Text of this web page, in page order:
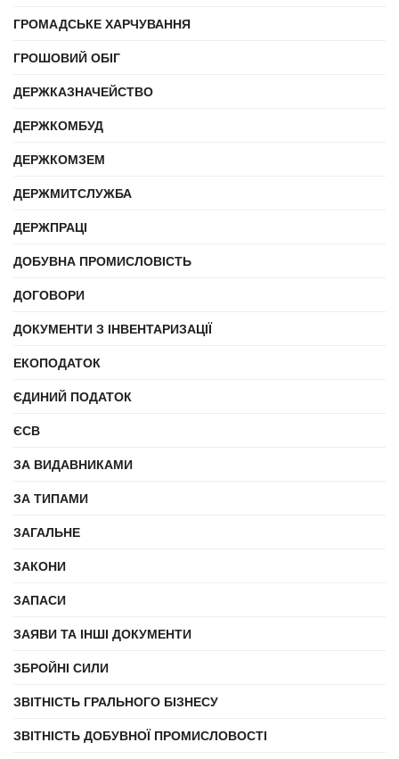
ГРОМАДСЬКЕ ХАРЧУВАННЯ
ГРОШОВИЙ ОБІГ
ДЕРЖКАЗНАЧЕЙСТВО
ДЕРЖКОМБУД
ДЕРЖКОМЗЕМ
ДЕРЖМИТСЛУЖБА
ДЕРЖПРАЦІ
ДОБУВНА ПРОМИСЛОВІСТЬ
ДОГОВОРИ
ДОКУМЕНТИ З ІНВЕНТАРИЗАЦІЇ
ЕКОПОДАТОК
ЄДИНИЙ ПОДАТОК
ЄСВ
ЗА ВИДАВНИКАМИ
ЗА ТИПАМИ
ЗАГАЛЬНЕ
ЗАКОНИ
ЗАПАСИ
ЗАЯВИ ТА ІНШІ ДОКУМЕНТИ
ЗБРОЙНІ СИЛИ
ЗВІТНІСТЬ ГРАЛЬНОГО БІЗНЕСУ
ЗВІТНІСТЬ ДОБУВНОЇ ПРОМИСЛОВОСТІ